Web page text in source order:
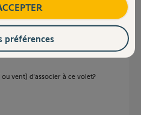
12 ans
vent) d'associer à ce volet?
préférences